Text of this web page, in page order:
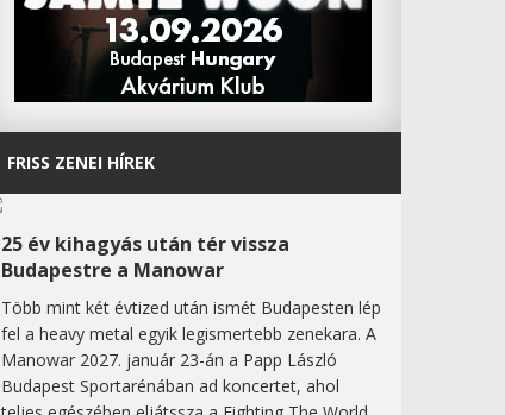
FRISS ZENEI HÍREK
25 év kihagyás után tér vissza
Budapestre a Manowar
Több mint két évtized után ismét Budapesten lép
fel a heavy metal egyik legismertebb zenekara. A
Manowar 2027. január 23-án a Papp László
Budapest Sportarénában ad koncertet, ahol